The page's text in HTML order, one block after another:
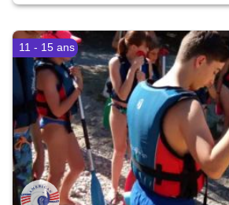
11 - 15 ans